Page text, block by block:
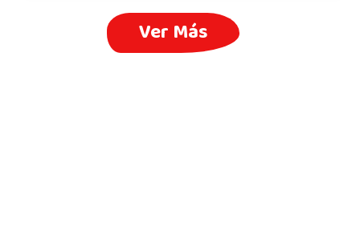
Ver Más